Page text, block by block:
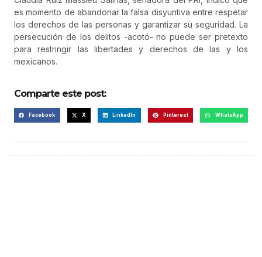
es momento de abandonar la falsa disyuntiva entre respetar
los derechos de las personas y garantizar su seguridad. La
persecución de los delitos -acotó- no puede ser pretexto
para restringir las libertades y derechos de las y los
mexicanos.
Comparte este post:
Facebook X LinkedIn Pinterest WhatsApp